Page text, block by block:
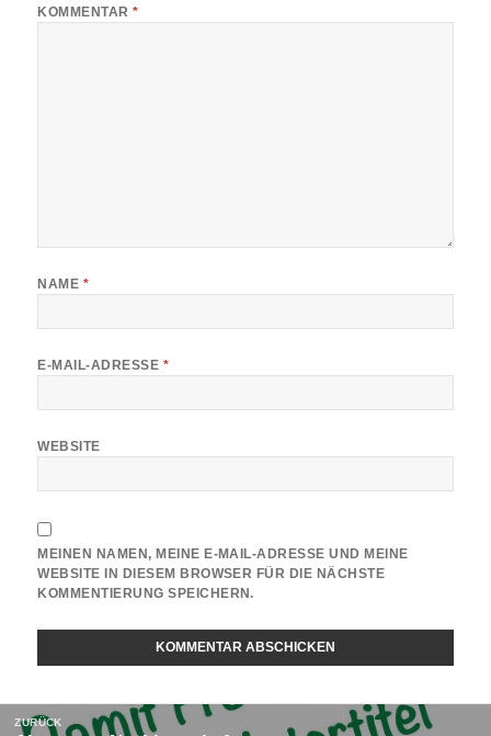
KOMMENTAR*
NAME *
E-MAIL-ADRESSE *
WEBSITE
MEINEN NAMEN, MEINE E-MAIL-ADRESSE UND MEINE
WEBSITE IN DIESEM BROWSER FÜR DIE NÄCHSTE
KOMMENTIERUNG SPEICHERN.
Beitragsnavigation
ZURÜCK